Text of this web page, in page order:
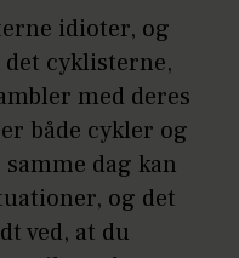
idioter, og
cyklisterne,
med deres
både cykler og
dag kan
og det
ved, at du